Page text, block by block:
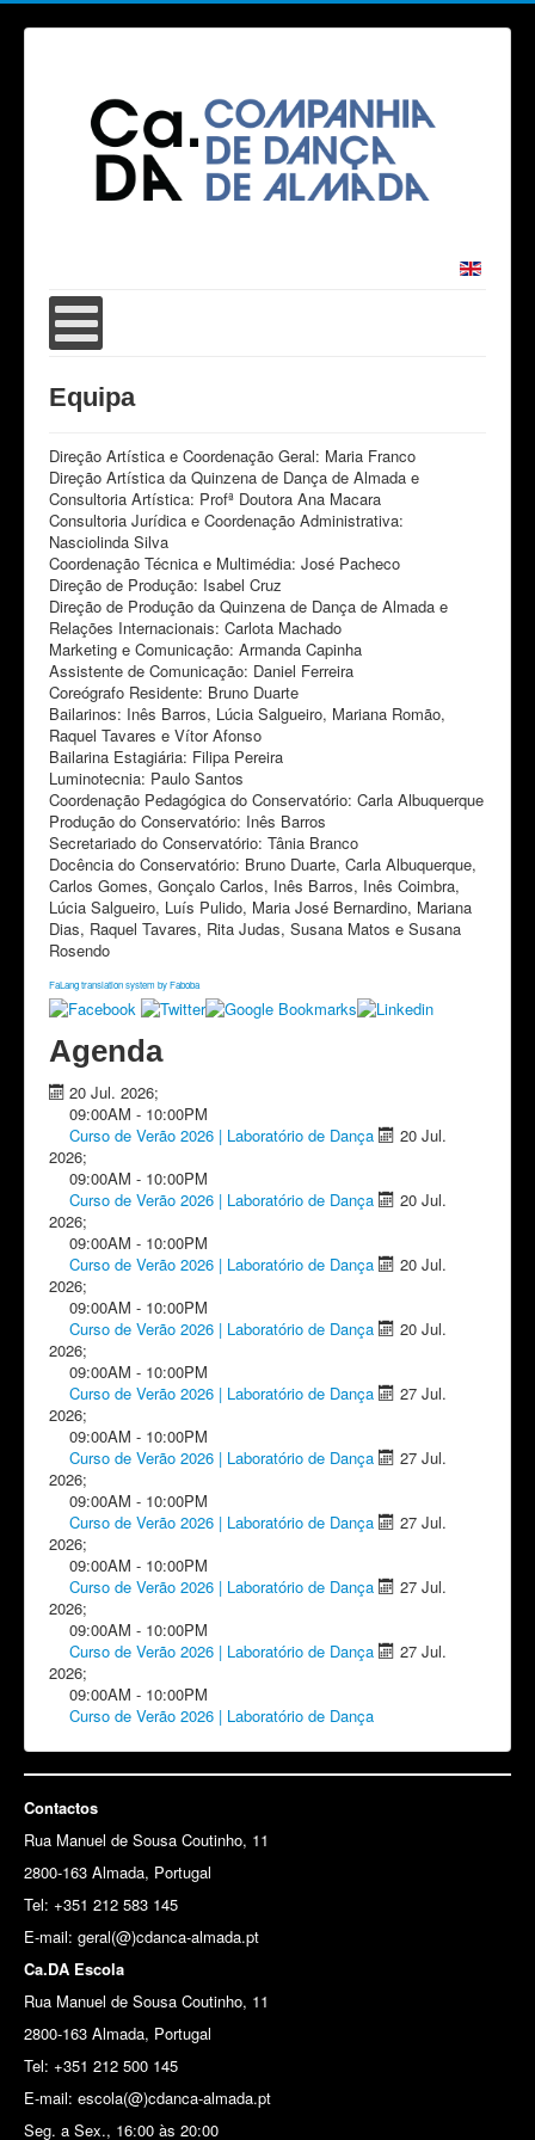
Equipa
Direção Artística e Coordenação Geral: Maria Franco
Direção Artística da Quinzena de Dança de Almada e
Consultoria Artística: Profª Doutora Ana Macara
Consultoria Jurídica e Coordenação Administrativa:
Nasciolinda Silva
Coordenação Técnica e Multimédia: José Pacheco
Direção de Produção: Isabel Cruz
Direção de Produção da Quinzena de Dança de Almada e
Relações Internacionais: Carlota Machado
Marketing e Comunicação: Armanda Capinha
Assistente de Comunicação: Daniel Ferreira
Coreógrafo Residente: Bruno Duarte
Bailarinos: Inês Barros, Lúcia Salgueiro, Mariana Romão,
Raquel Tavares e Vítor Afonso
Bailarina Estagiária: Filipa Pereira
Luminotecnia: Paulo Santos
Coordenação Pedagógica do Conservatório: Carla Albuquerque
Produção do Conservatório: Inês Barros
Secretariado do Conservatório: Tânia Branco
Docência do Conservatório: Bruno Duarte, Carla Albuquerque,
Carlos Gomes, Gonçalo Carlos, Inês Barros, Inês Coimbra,
Lúcia Salgueiro, Luís Pulido, Maria José Bernardino, Mariana
Dias, Raquel Tavares, Rita Judas, Susana Matos e Susana
Rosendo
FaLang translation system by Faboba
Agenda
20 Jul. 2026;
09:00AM - 10:00PM
Curso de Verão 2026 | Laboratório de Dança
20 Jul.
2026;
09:00AM - 10:00PM
Curso de Verão 2026 | Laboratório de Dança
20 Jul.
2026;
09:00AM - 10:00PM
Curso de Verão 2026 | Laboratório de Dança
20 Jul.
2026;
09:00AM - 10:00PM
Curso de Verão 2026 | Laboratório de Dança
20 Jul.
2026;
09:00AM - 10:00PM
Curso de Verão 2026 | Laboratório de Dança
27 Jul.
2026;
09:00AM - 10:00PM
Curso de Verão 2026 | Laboratório de Dança
27 Jul.
2026;
09:00AM - 10:00PM
Curso de Verão 2026 | Laboratório de Dança
27 Jul.
2026;
09:00AM - 10:00PM
Curso de Verão 2026 | Laboratório de Dança
27 Jul.
2026;
09:00AM - 10:00PM
Curso de Verão 2026 | Laboratório de Dança
27 Jul.
2026;
09:00AM - 10:00PM
Curso de Verão 2026 | Laboratório de Dança
Contactos
Rua Manuel de Sousa Coutinho, 11
2800-163 Almada, Portugal
Tel: +351 212 583 145
E-mail: geral(@)cdanca-almada.pt
Ca.DA Escola
Rua Manuel de Sousa Coutinho, 11
2800-163 Almada, Portugal
Tel: +351 212 500 145
E-mail: escola(@)cdanca-almada.pt
Seg. a Sex., 16:00 às 20:00